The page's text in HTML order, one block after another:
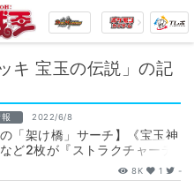
キ 宝玉の伝説」の記
2022/6/8
の「架け橋」サーチ】《宝玉神
ど2枚が『ストラクチャーデ
玉の伝説』に収録判明！
8K 1 -